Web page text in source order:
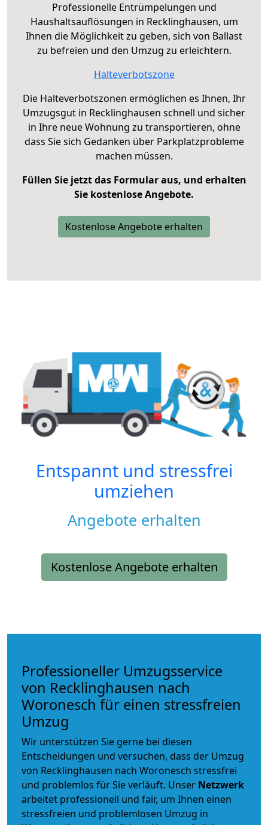
Professionelle Entrümpelungen und
Haushaltsauflösungen in Recklinghausen, um
Ihnen die Möglichkeit zu geben, sich von Ballast
zu befreien und den Umzug zu erleichtern.
Halteverbotszone
Die Halteverbotszonen ermöglichen es Ihnen, Ihr
Umzugsgut in Recklinghausen schnell und sicher
in Ihre neue Wohnung zu transportieren, ohne
dass Sie sich Gedanken über Parkplatzprobleme
machen müssen.
Füllen Sie jetzt das Formular aus, und erhalten
Sie kostenlose Angebote.
Kostenlose Angebote erhalten
Entspannt und stressfrei
umziehen
Angebote erhalten
Kostenlose Angebote erhalten
Professioneller Umzugsservice
von Recklinghausen nach
Woronesch für einen stressfreien
Umzug
Wir unterstützen Sie gerne bei diesen
Entscheidungen und versuchen, dass der Umzug
von Recklinghausen nach Woronesch stressfrei
und problemlos für Sie verläuft. Unser Netzwerk
arbeitet professionell und fair, um Ihnen einen
stressfreien und problemlosen Umzug in